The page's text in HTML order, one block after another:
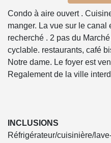
Condo à aire ouvert .
manger. La vue sur le canal
recherché . 2 pas du
cyclable. restaurants, café
Notre dame. Le foyer est
Regalement de la ville
INCLUSIONS
Réfrigérateur/cuisinière/